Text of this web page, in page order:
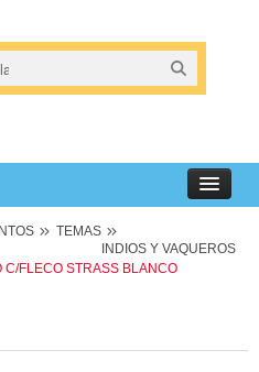
TEMAS
INDIOS Y VAQUEROS
C/FLECO STRASS BLANCO